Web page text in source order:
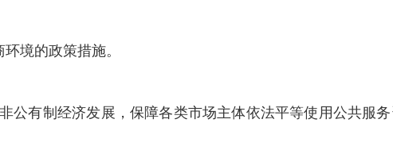
境的政策措施。
公有制经济发展，保障各类市场主体依法平等使用公共服